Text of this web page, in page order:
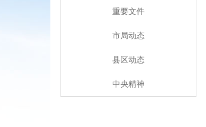
重要文件
市局动态
县区动态
中央精神